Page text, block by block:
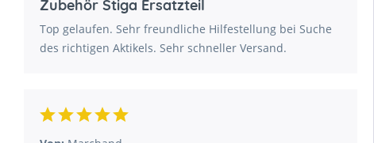
Zubehör Stiga Ersatzteil
Top gelaufen. Sehr freundliche Hilfestellung bei Suche
des richtigen Aktikels. Sehr schneller Versand.